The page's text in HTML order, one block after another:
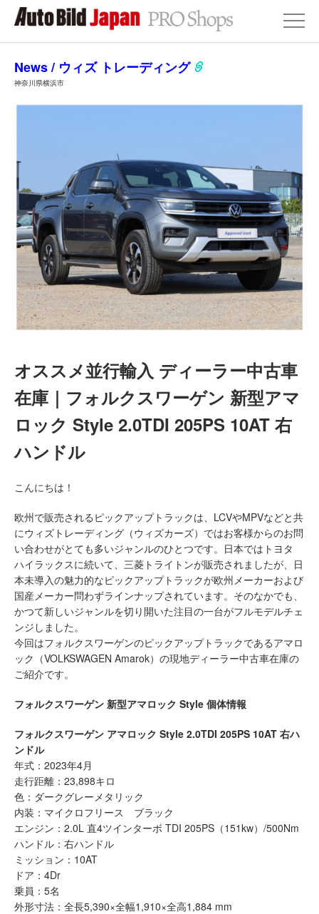
News / ウィズ トレーディング
神奈川県横浜市
オススメ並行輸入 ディーラー中古車
在庫｜フォルクスワーゲン 新型アマ
ロック Style 2.0TDI 205PS 10AT 右
ハンドル
こんにちは！
欧州で販売されるピックアップトラックは、LCVやMPVなどと共
にウィズトレーディング（ウィズカーズ）ではお客様からのお問
い合わせがとても多いジャンルのひとつです。日本ではトヨタ
ハイラックスに続いて、三菱トライトンが販売されましたが、日
本未導入の魅力的なピックアップトラックが欧州メーカーおよび
国産メーカー問わずラインナップされています。そのなかでも、
かつて新しいジャンルを切り開いた注目の一台がフルモデルチェ
ンジしました。
今回はフォルクスワーゲンのピックアップトラックであるアマロ
ック（VOLKSWAGEN Amarok）の現地ディーラー中古車在庫の
ご紹介です。
フォルクスワーゲン 新型アマロック Style 個体情報
フォルクスワーゲン アマロック Style 2.0TDI 205PS 10AT 右ハ
ンドル
年式：2023年4月
走行距離：23,898キロ
色：ダークグレーメタリック
内装：マイクロフリース ブラック
エンジン：2.0L 直4ツインターボ TDI 205PS（151kw）/500Nm
ハンドル：右ハンドル
ミッション：10AT
ドア：4Dr
乗員：5名
外形寸法：全長5,390×全幅1,910×全高1,884 mm